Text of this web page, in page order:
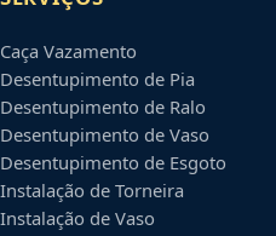
Caça Vazamento
Desentupimento de Pia
Desentupimento de Ralo
Desentupimento de Vaso
Desentupimento de Esgoto
Instalação de Torneira
Instalação de Vaso